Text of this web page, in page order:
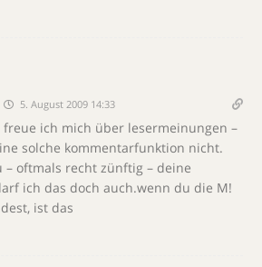
5. August 2009 14:33
ich mich über lesermeinungen –
solche kommentarfunktion nicht.
– oftmals recht zünftig – deine
ich das doch auch.wenn du die M!
ist das